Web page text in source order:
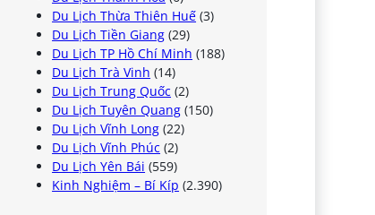
Du Lịch Thừa Thiên Huế (3)
Du Lịch Tiền Giang (29)
Du Lịch TP Hồ Chí Minh (188)
Du Lịch Trà Vinh (14)
Du Lịch Trung Quốc (2)
Du Lịch Tuyên Quang (150)
Du Lịch Vĩnh Long (22)
Du Lịch Vĩnh Phúc (2)
Du Lịch Yên Bái (559)
Kinh Nghiệm – Bí Kíp (2.390)